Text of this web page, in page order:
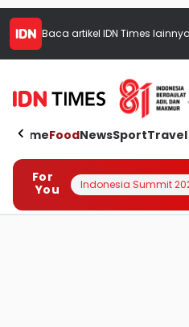
Baca artikel IDN Times
HomeFoodNewsSportTravel
For
You
Indonesia Summit